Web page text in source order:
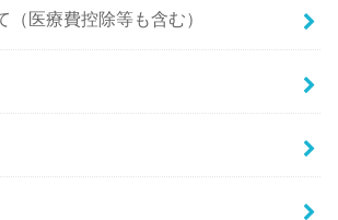
（医療費控除等も含む）